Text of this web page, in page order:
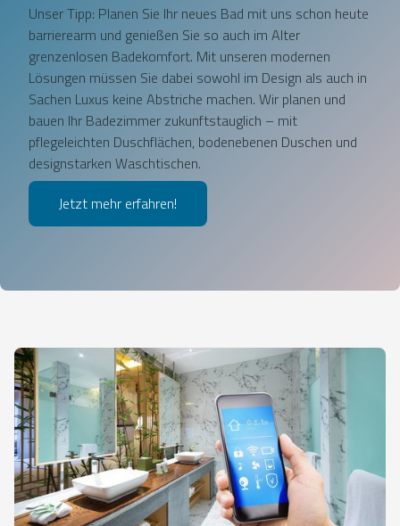
Unser Tipp: Planen Sie Ihr neues Bad mit uns schon heute
barrierearm und genießen Sie so auch im Alter
grenzenlosen Badekomfort. Mit unseren modernen
Lösungen müssen Sie dabei sowohl im Design als auch in
Sachen Luxus keine Abstriche machen. Wir planen und
bauen Ihr Badezimmer zukunftstauglich – mit
pflegeleichten Duschflächen, bodenebenen Duschen und
designstarken Waschtischen.
Jetzt mehr erfahren!